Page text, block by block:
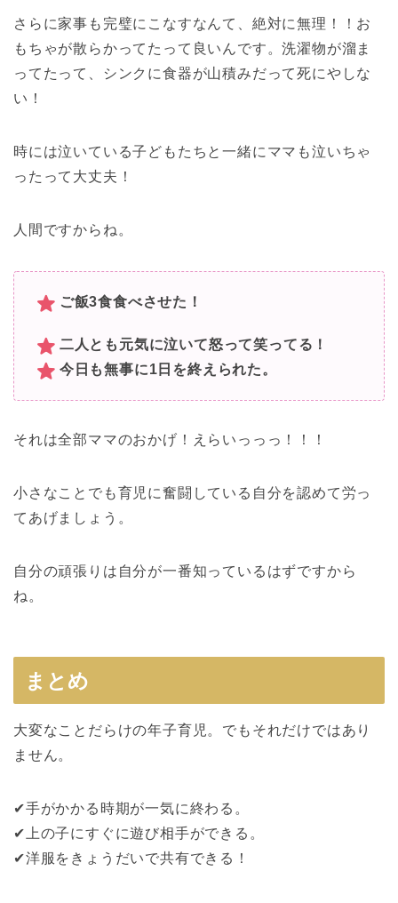
さらに家事も完璧にこなすなんて、絶対に無理！！ お
もちゃが散らかってたって良いんです。洗濯物が溜ま
ってたって、シンクに食器が山積みだって死にやしな
い！
時には泣いている子どもたちと一緒にママも泣いちゃ
ったって大丈夫！
人間ですからね。
ご飯3食食べさせた！
二人とも元気に泣いて怒って笑ってる！
今日も無事に1日を終えられた。
それは全部ママのおかげ！ えらいっっっ！！！
小さなことでも育児に奮闘している自分を認めて労っ
てあげましょう。
自分の頑張りは自分が一番知っているはずですから
ね。
まとめ
大変なことだらけの年子育児。 でもそれだけではあり
ません。
✔︎手がかかる時期が一気に終わる。
✔︎上の子にすぐに遊び相手ができる。
✔︎洋服をきょうだいで共有できる！